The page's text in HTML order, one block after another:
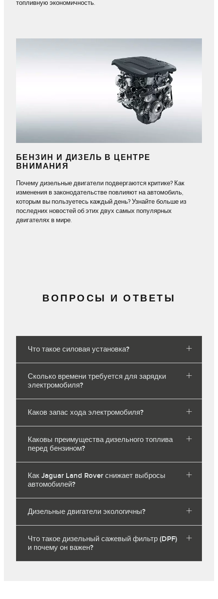
топливную экономичность.
БЕНЗИН И ДИЗЕЛЬ В ЦЕНТРЕ
ВНИМАНИЯ
Почему дизельные двигатели подвергаются критике? Как
изменения в законодательстве повлияют на автомобиль,
которым вы пользуетесь каждый день? Узнайте больше из
последних новостей об этих двух самых популярных
двигателях в мире.
ВОПРОСЫ И ОТВЕТЫ
Что такое силовая установка?
Сколько времени требуется для зарядки
электромобиля?
Каков запас хода электромобиля?
Каковы преимущества дизельного топлива
перед бензином?
Как Jaguar Land Rover снижает выбросы
автомобилей?
Дизельные двигатели экологичны?
Что такое дизельный сажевый фильтр (DPF)
и почему он важен?